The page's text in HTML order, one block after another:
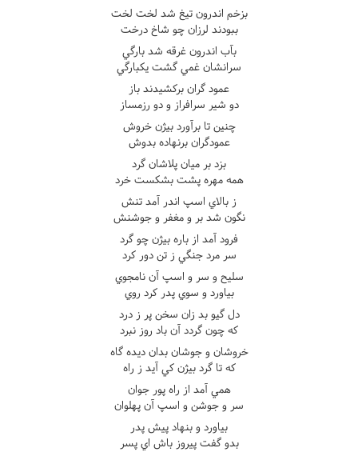
بزخم اندرون تيغ شد لخت لخت
ببودند لرزان چو شاخ درخت
بآب اندرون غرقه شد بارگي
سرانشان غمي گشت يکبارگي
عمود گران برکشيدند باز
دو شير سرافراز و دو رزمساز
چنين تا برآورد بيژن خروش
عمودگران برنهاده بدوش
بزد بر ميان پلاشان گرد
همه مهره پشت بشکست خرد
ز بالاي اسپ اندر آمد تنش
نگون شد بر و مغفر و جوشنش
فرود آمد از باره بيژن چو گرد
سر مرد جنگي ز تن دور کرد
سليح و سر و اسپ آن نامجوي
بياورد و سوي پدر کرد روي
دل گيو بد زان سخن پر ز درد
که چون گردد آن باد روز نبرد
خروشان و جوشان بدان ديده گاه
که تا گرد بيژن کي آيد ز راه
همي آمد از راه پور جوان
سر و جوشن و اسپ آن پهلوان
بياورد و بنهاد پيش پدر
بدو گفت پيروز باش اي پسر